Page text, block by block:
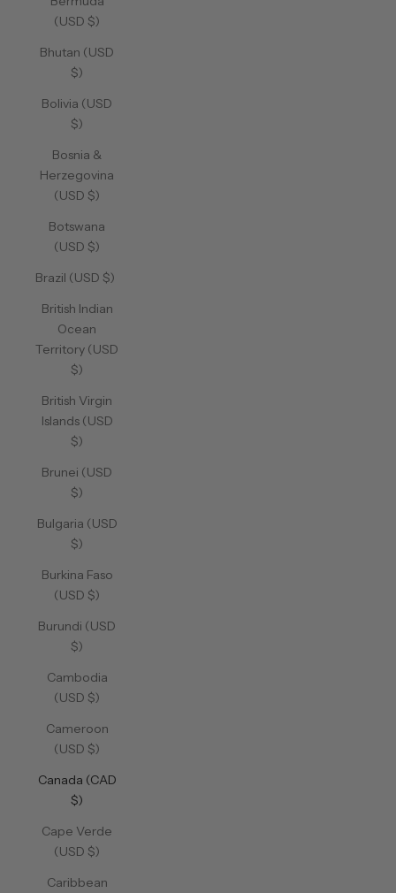
(USD $)
Bhutan (USD
$)
Bolivia (USD
$)
Bosnia &
Herzegovina
(USD $)
Botswana
(USD $)
Brazil (USD $)
British Indian
Ocean
Territory (USD
$)
British Virgin
Islands (USD
$)
Brunei (USD
$)
Bulgaria (USD
$)
Burkina Faso
(USD $)
Burundi (USD
$)
Cambodia
(USD $)
Cameroon
(USD $)
Canada (CAD
$)
Cape Verde
(USD $)
Caribbean